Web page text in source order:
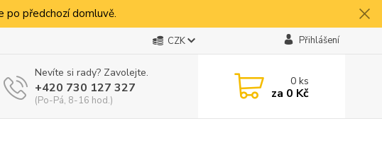
po předchozí domluvě.
CZK Přihlášení
Nevíte si rady? Zavolejte.
+420 730 127 327
(Po-Pá, 8-16 hod.)
0ks
za 0 Kč